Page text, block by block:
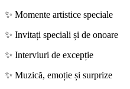
✨ Momente artistice speciale
✨ Invitați speciali și de onoare
✨ Interviuri de excepție
✨ Muzică, emoție și surprize